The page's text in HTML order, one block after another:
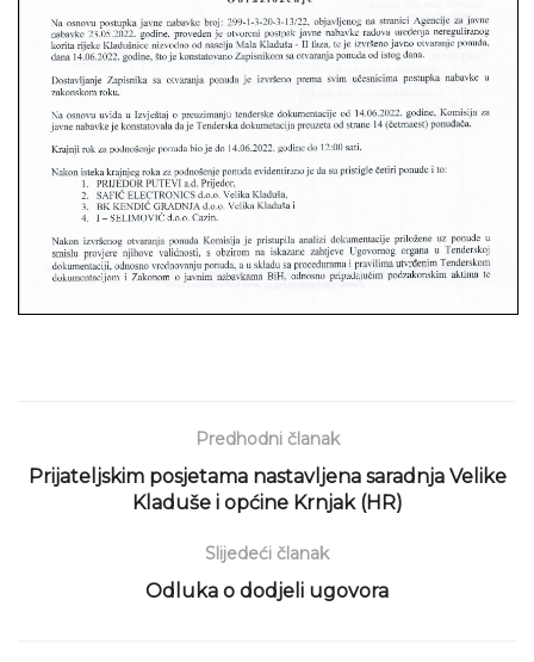
Predhodni članak
Prijateljskim posjetama nastavljena saradnja Velike
Kladuše i općine Krnjak (HR)
Slijedeći članak
Odluka o dodjeli ugovora